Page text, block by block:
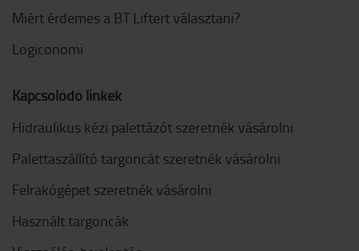
Miért érdemes a BT Liftert választani?
Logiconomi
Kapcsolódó linkek
Hidraulikus kézi palettázót szeretnék vásárolni
Palettaszállító targoncát szeretnék vásárolni
Felrakógépet szeretnék vásárolni
Használt targoncák